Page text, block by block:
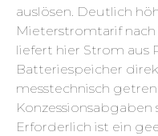
auslösen. Deutlich
Mieterstromtarif nach
liefert hier Strom aus
Batteriespeicher
messtechnisch
Konzessionsabgaben
Erforderlich ist ein